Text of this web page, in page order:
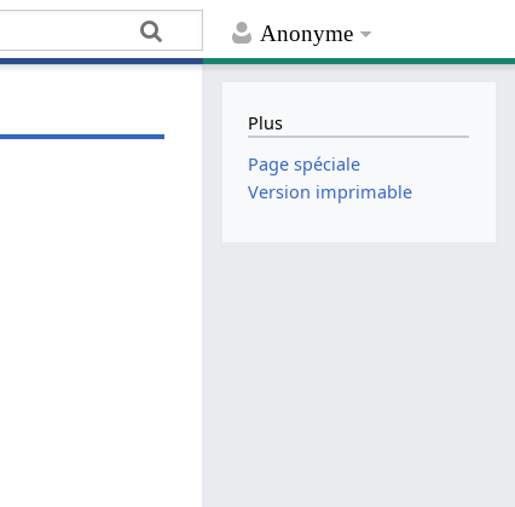
Anonyme
Plus
Page spéciale
Version imprimable